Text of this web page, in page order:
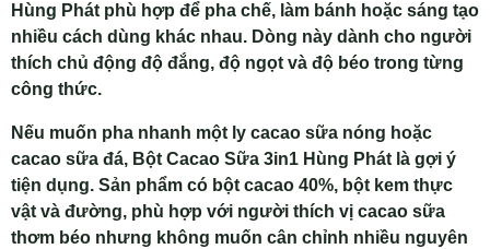
Hùng Phát phù hợp để pha chế, làm bánh hoặc sáng tạo
nhiều cách dùng khác nhau. Dòng này dành cho người
thích chủ động độ đắng, độ ngọt và độ béo trong từng
công thức.
Nếu muốn pha nhanh một ly cacao sữa nóng hoặc
cacao sữa đá, Bột Cacao Sữa 3in1 Hùng Phát là gợi ý
tiện dụng. Sản phẩm có bột cacao 40%, bột kem thực
vật và đường, phù hợp với người thích vị cacao sữa
thơm béo nhưng không muốn cân chỉnh nhiều nguyên